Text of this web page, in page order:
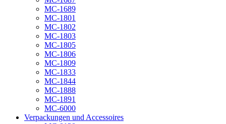
MC-1689
MC-1801
MC-1802
MC-1803
MC-1805
MC-1806
MC-1809
MC-1833
MC-1844
MC-1888
MC-1891
MC-6000
Verpackungen und Accessoires